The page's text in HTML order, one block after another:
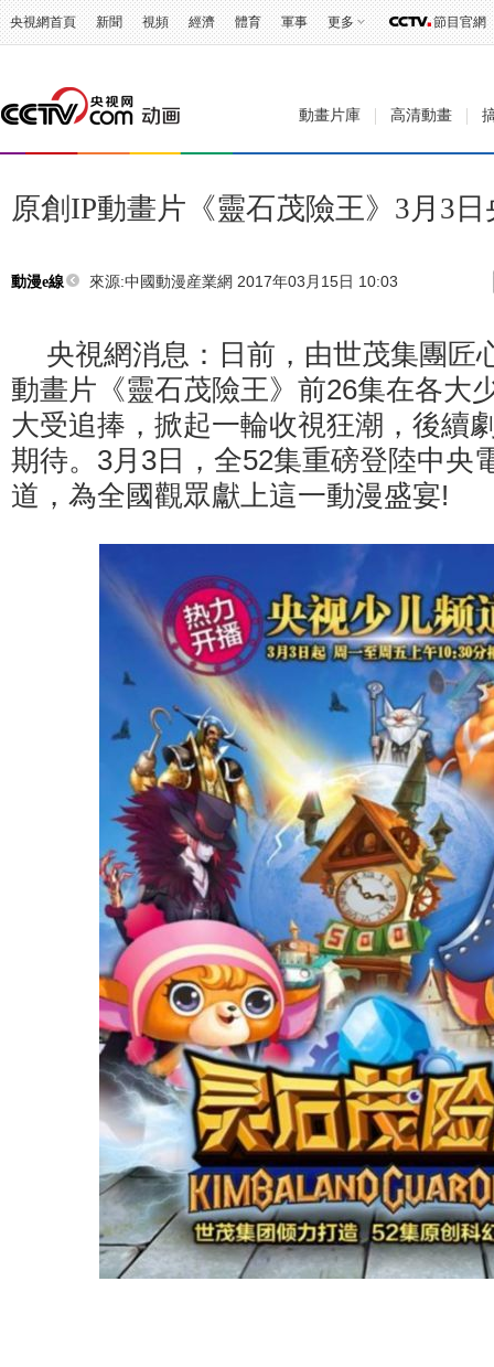
央視網首頁 新聞 視頻 經濟 體育 軍事 更多 節目官網
動畫片庫 高清動畫
原創IP動畫片《靈石茂險王》3月3
動漫e線 來源:中國動漫産業網 2017年03月15日 10:03
央視網消息：日前，由世茂集團匠
動畫片《靈石茂險王》前26集在各大
大受追捧，掀起一輪收視狂潮，後續
期待。3月3日，全52集重磅登陸中央
道，為全國觀眾獻上這一動漫盛宴!